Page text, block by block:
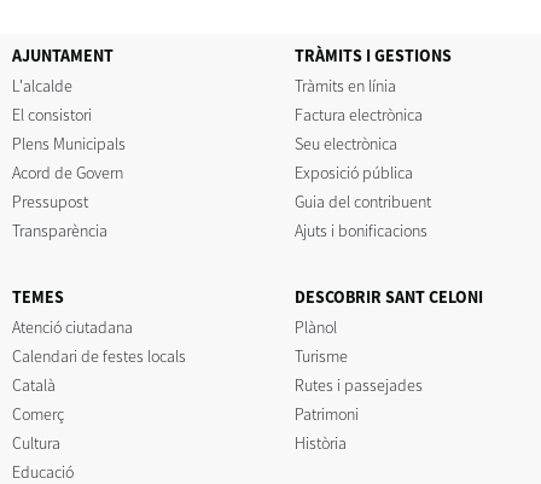
AJUNTAMENT
L'alcalde
El consistori
Plens Municipals
Acord de Govern
Pressupost
Transparència
TRÀMITS I GESTIONS
Tràmits en línia
Factura electrònica
Seu electrònica
Exposició pública
Guia del contribuent
Ajuts i bonificacions
TEMES
Atenció ciutadana
Calendari de festes locals
Català
Comerç
Cultura
Educació
DESCOBRIR SANT CELONI
Plànol
Turisme
Rutes i passejades
Patrimoni
Història